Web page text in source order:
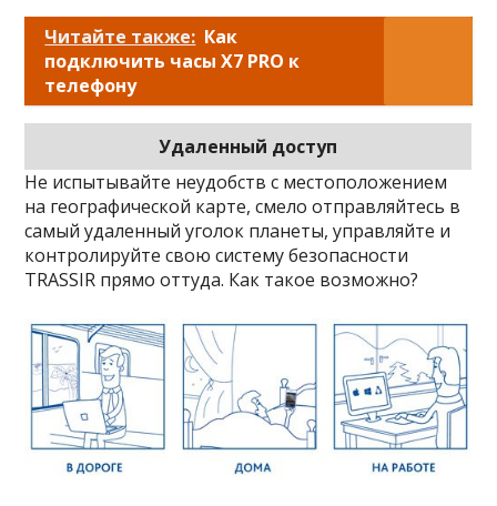
Читайте также: Как
подключить часы X7 PRO к
телефону
Удаленный доступ
Не испытывайте неудобств с местоположением
на географической карте, смело отправляйтесь в
самый удаленный уголок планеты, управляйте и
контролируйте свою систему безопасности
TRASSIR прямо оттуда. Как такое возможно?